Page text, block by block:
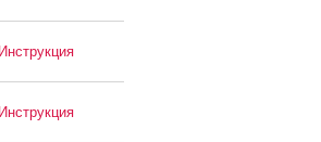
Инструкция
Инструкция